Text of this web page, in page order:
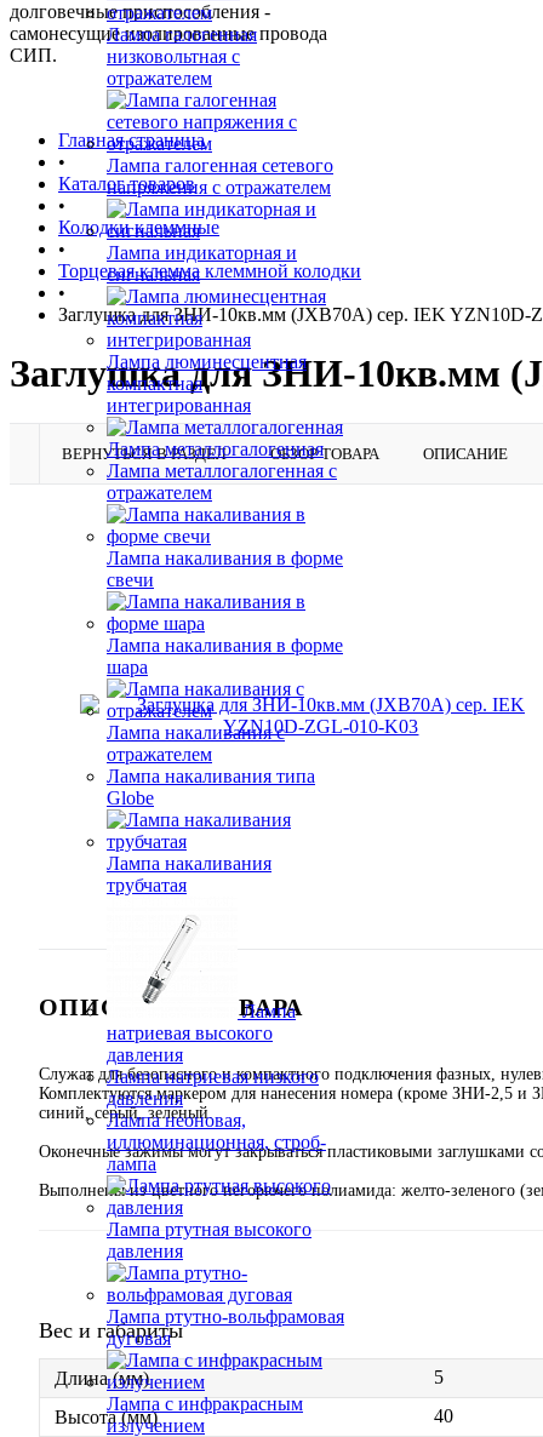
Лампа галогенная
низковольтная с
отражателем
Лампа галогенная сетевого
напряжения с отражателем
Лампа индикаторная и
сигнальная
Лампа люминесцентная
компактная
интегрированная
Лампа металлогалогенная
Лампа металлогалогенная с
отражателем
Лампа накаливания в форме
свечи
Лампа накаливания в форме
шара
Лампа накаливания с
отражателем
Лампа накаливания типа
Globe
Лампа накаливания
трубчатая
Лампа
натриевая высокого
давления
Лампа натриевая низкого
давления
Лампа неоновая,
иллюминационная, строб-
лампа
Лампа ртутная высокого
давления
Лампа ртутно-вольфрамовая
дуговая
Лампа с инфракрасным
излучением
долговечные приспособления -
самонесущие изолированные провода
СИП.
Главная страница
•
Каталог товаров
•
Колодки клеммные
•
Торцевая клемма клеммной колодки
•
Заглушка для ЗНИ-10кв.мм (JXB70А) сер. IEK YZN10D-
Заглушка для ЗНИ-10кв.мм
ВЕРНУТЬСЯ В РАЗДЕЛ ОБЗОР ТОВАРА ОПИСАНИЕ
ОПИСАНИЕ ТОВАРА
Служат для безопасного и компактного подключения фазных,
Комплектуются маркером для нанесения номера (кроме ЗНИ-2,5
синий, серый, зеленый.
Оконечные зажимы могут закрываться пластиковыми заглушками
Выполнены из цветного негорючего полиамида: желто-зеленого
Вес и габариты
Длина (мм)
5
Высота (мм)
40